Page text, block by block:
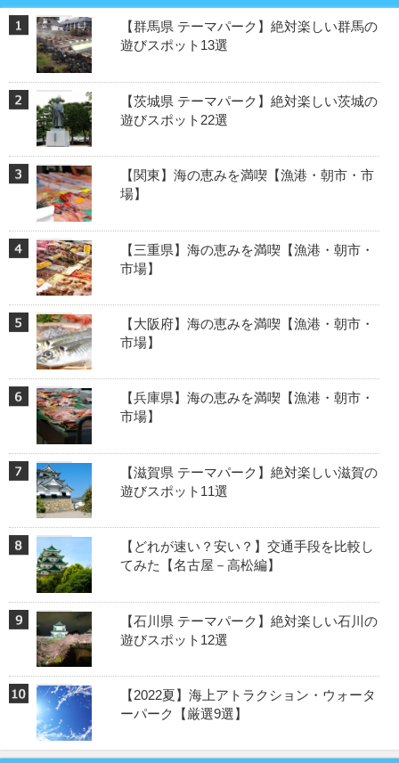
【群馬県 テーマパーク】絶対楽しい群馬の
遊びスポット13選
【茨城県 テーマパーク】絶対楽しい茨城の
遊びスポット22選
【関東】海の恵みを満喫【漁港・朝市・市
場】
【三重県】海の恵みを満喫【漁港・朝市・
市場】
【大阪府】海の恵みを満喫【漁港・朝市・
市場】
【兵庫県】海の恵みを満喫【漁港・朝市・
市場】
【滋賀県 テーマパーク】絶対楽しい滋賀の
遊びスポット11選
【どれが速い？安い？】交通手段を比較し
てみた【名古屋－高松編】
【石川県 テーマパーク】絶対楽しい石川の
遊びスポット12選
【2022夏】海上アトラクション・ウォータ
ーパーク【厳選9選】